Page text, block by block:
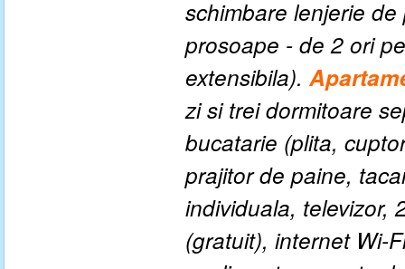
schimbare lenjerie
prosoape - de 2 ori
extensibila).
zi si trei dormitoare
bucatarie (plita,
prajitor de paine,
individuala, televizor,
(gratuit), internet Wi-